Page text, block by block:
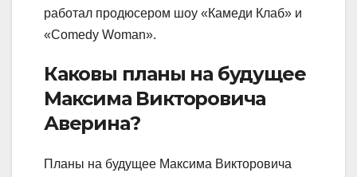
работал продюсером шоу «Камеди Клаб» и
«Comedy Woman».
Каковы планы на будущее
Максима Викторовича
Аверина?
Планы на будущее Максима Викторовича